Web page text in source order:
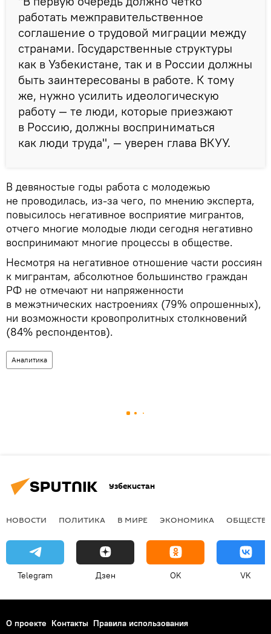
работать межправительственное
соглашение о трудовой миграции между
странами. Государственные структуры
как в Узбекистане, так и в России должны
быть заинтересованы в работе. К тому
же, нужно усилить идеологическую
работу — те люди, которые приезжают
в Россию, должны восприниматься
как люди труда", — уверен глава ВКУУ.
В девяностые годы работа с молодежью
не проводилась, из-за чего, по мнению эксперта,
повысилось негативное восприятие мигрантов,
отчего многие молодые люди сегодня негативно
воспринимают многие процессы в обществе.
Несмотря на негативное отношение части россиян
к мигрантам, абсолютное большинство граждан
РФ не отмечают ни напряженности
в межэтнических настроениях (79% опрошенных),
ни возможности кровопролитных столкновений
(84% респондентов).
Аналитика
Узбекистан
НОВОСТИ ПОЛИТИКА В МИРЕ ЭКОНОМИКА
Telegram Дзен OK VK
О проекте Контакты Правила использования